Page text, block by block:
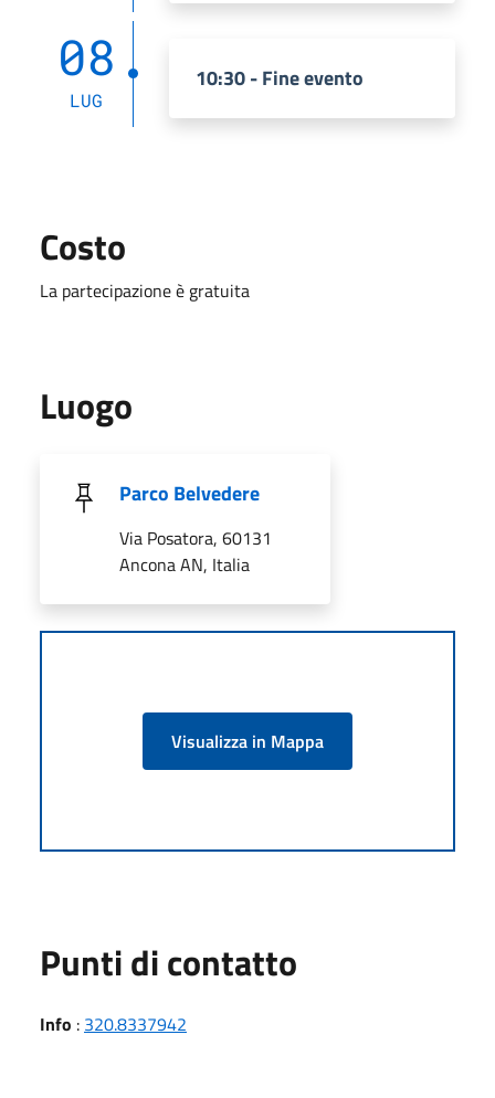
08
LUG
10:30 - Fine evento
Costo
La partecipazione è gratuita
Luogo
Parco Belvedere
Via Posatora, 60131
Ancona AN, Italia
Visualizza in Mappa
Punti di contatto
Info : 320.8337942